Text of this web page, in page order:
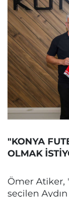
"KONYA
OLMAK
Ömer Atiker,
seçilen